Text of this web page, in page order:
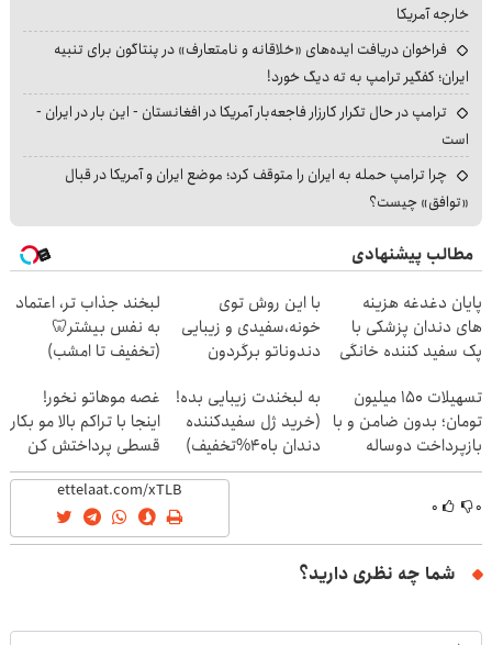
خارجه آمریکا
فراخوان دریافت ایده‌های «خلاقانه و نامتعارف» در پنتاگون برای تنبیه
ایران؛ کفگیر ترامپ به ته دیگ خورد!
ترامپ در حال تکرار کارزار فاجعه‌بار آمریکا در افغانستان - این بار در ایران -
است
چرا ترامپ حمله به ایران را متوقف کرد؛ موضع ایران و آمریکا در قبال
«توافق» چیست؟
مطالب پیشنهادی
پایان دغدغه هزینه
های دندان پزشکی با
پک سفید کننده خانگی
با این روش توی
خونه،سفیدی و زیبایی
دندوناتو برگردون
لبخند جذاب تر، اعتماد
به نفس بیشتر🦷
(تخفیف تا امشب)
تسهیلات ۱۵۰ میلیون
تومان؛ بدون ضامن و با
بازپرداخت دوساله
به لبخندت زیبایی بده!
(خرید ژل سفیدکننده
دندان با40%تخفیف)
غصه موهاتو نخور!
اینجا با تراکم بالا مو بکار
قسطی پرداختش کن
۰ ۰
شما چه نظری دارید؟